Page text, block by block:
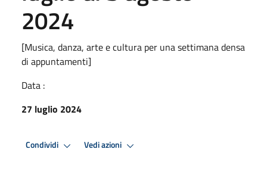
2024
[Musica, danza, arte e cultura per una settimana densa
di appuntamenti]
Data :
27 luglio 2024
Condividi Vedi azioni